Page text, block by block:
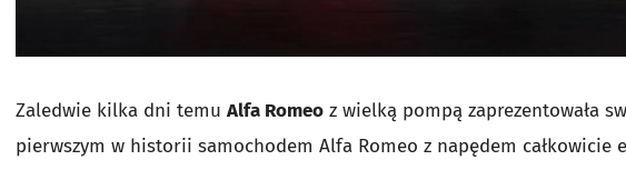
Zaledwie kilka dni temu Alfa Romeo z wielką pompą zaprezentowała
pierwszym w historii samochodem Alfa Romeo z napędem całkowicie